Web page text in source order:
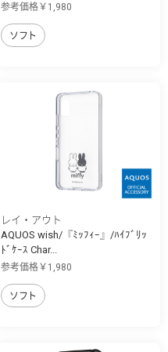
参考価格￥1,980
ソフト
レイ・アウト
AQUOS wish/『ﾐｯﾌｨｰ』/ﾊｲﾌﾞﾘｯ
ﾄﾞｹｰｽ Char...
参考価格￥1,980
ソフト